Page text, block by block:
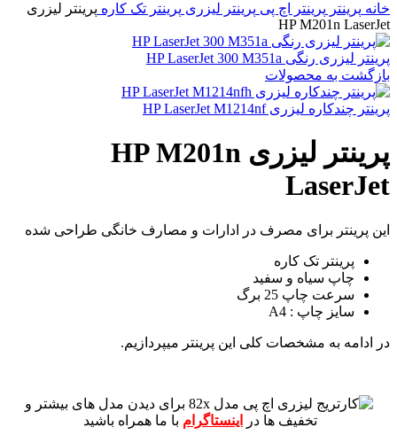
خانه پرینتر پرینتر اچ پی پرینتر لیزری پرینتر تک کاره پرینتر لیزری
HP M201n LaserJet
پرینتر لیزری رنگی HP LaserJet 300 M351a
بازگشت به محصولات
پرینتر چندکاره لیزری HP LaserJet M1214nf
پرینتر لیزری HP M201n
LaserJet
این پرینتر برای مصرف در ادارات و مصارف خانگی طراحی شده
پرینتر تک کاره
چاپ سیاه و سفید
سرعت چاپ 25 برگ
سایز چاپ : A4
در ادامه به مشخصات کلی این پرینتر میپردازیم.
برای دیدن مدل های بیشتر و
تخفیف ها در
اینستاگرام با ما همراه باشید